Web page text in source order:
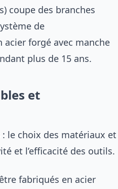
coupe des branches
de
forgé avec manche
plus de 15 ans.
et
le choix des matériaux et
et l’efficacité des outils.
fabriqués en acier